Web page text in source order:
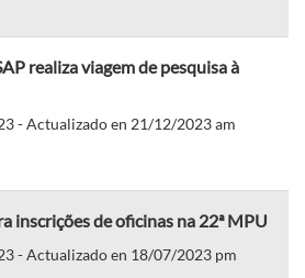
realiza viagem de pesquisa à
- Actualizado en 21/12/2023 am
inscrições de oficinas na 22ª MPU
- Actualizado en 18/07/2023 pm